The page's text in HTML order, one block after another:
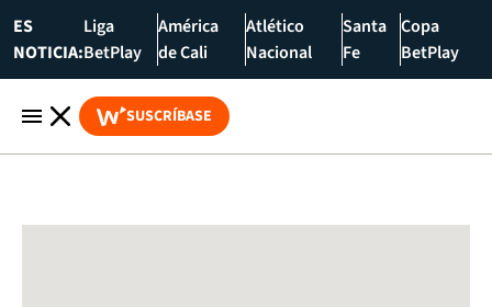
ES
NOTICIA:
Liga
BetPlay
América
de Cali
Atlético
Nacional
Santa
Fe
Copa
BetPlay
SUSCRÍBASE